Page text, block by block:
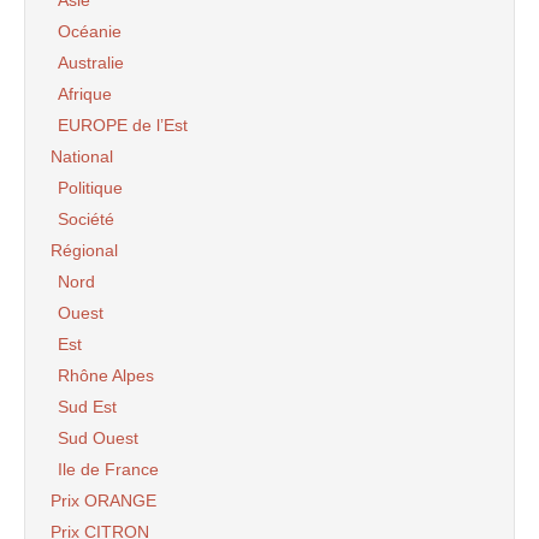
maintenant un pays moderne et devellope,avec
natale,vous y avez des droits,et je vous assure
chaleureuse salutations de votre compatriote
algerien
Océanie
Australie
Afrique
EUROPE de l’Est
National
Politique
Société
Régional
Nord
Ouest
Est
Rhône Alpes
Sud Est
Sud Ouest
Ile de France
Prix ORANGE
Prix CITRON